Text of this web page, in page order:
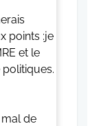
points :je
et le
de